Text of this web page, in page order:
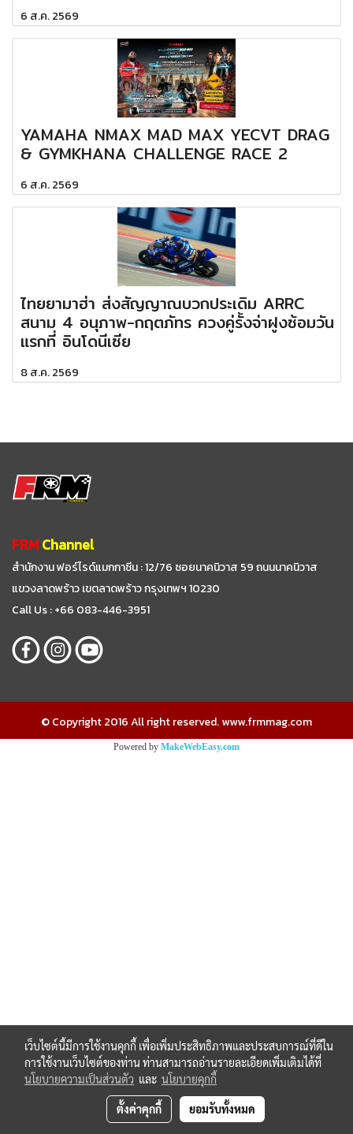
6 ส.ค. 2569
YAMAHA NMAX MAD MAX YECVT DRAG
& GYMKHANA CHALLENGE RACE 2
6 ส.ค. 2569
ไทยยามาฮ่า ส่งสัญญาณบวกประเดิม ARRC
สนาม 4 อนุภาพ-กฤตภัทร ควงคู่รั้งจ่าฝูงซ้อมวัน
แรกที่ อินโดนีเซีย
8 ส.ค. 2569
FRMChannel
สำนักงาน ฟอร์ไรด์แมกกาซีน : 12/76 ซอยนาคนิวาส 59ถนนนาคนิวาส
แขวงลาดพร้าว เขตลาดพร้าว กรุงเทพฯ 10230
Call Us : +66 083-446-3951
© Copyright 2016 All right reserved. www.frmmag.com
Powered by MakeWebEasy.com
เว็บไซต์นี้มีการใช้งานคุกกี้ เพื่อเพิ่มประสิทธิภาพและประสบการณ์ที่ดีใน
การใช้งานเว็บไซต์ของท่าน ท่านสามารถอ่านรายละเอียดเพิ่มเติมได้ที่
นโยบายความเป็นส่วนตัว และ นโยบายคุกกี้
ตั้งค่าคุกกี้ ยอมรับทั้งหมด